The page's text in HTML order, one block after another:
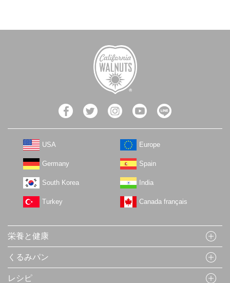
USA Europe
Germany Spain
South Korea India
Turkey Canada français
栄養と健康
くるみパン
レシピ